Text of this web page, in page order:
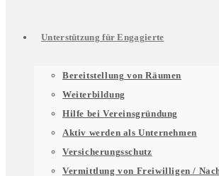
Unterstützung für Engagierte
Bereitstellung von Räumen
Weiterbildung
Hilfe bei Vereinsgründung
Aktiv werden als Unternehmen
Versicherungsschutz
Vermittlung von Freiwilligen /